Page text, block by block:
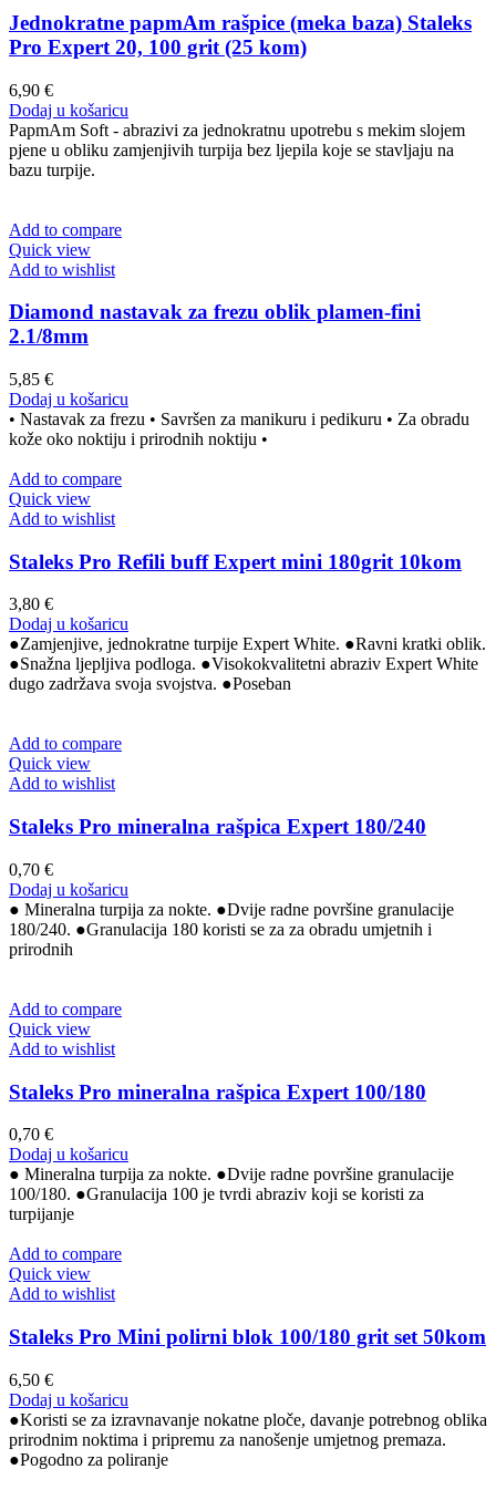
Jednokratne papmAm rašpice (meka baza) Staleks
Pro Expert 20, 100 grit (25 kom)
6,90 €
Dodaj u košaricu
PapmAm Soft - abrazivi za jednokratnu upotrebu s mekim slojem
pjene u obliku zamjenjivih turpija bez ljepila koje se stavljaju na
bazu turpije.
Add to compare
Quick view
Add to wishlist
Diamond nastavak za frezu oblik plamen-fini
2.1/8mm
5,85 €
Dodaj u košaricu
• Nastavak za frezu • Savršen za manikuru i pedikuru • Za obradu
kože oko noktiju i prirodnih noktiju •
Add to compare
Quick view
Add to wishlist
Staleks Pro Refili buff Expert mini 180grit 10kom
3,80 €
Dodaj u košaricu
●Zamjenjive, jednokratne turpije Expert White. ●Ravni kratki oblik.
●Snažna ljepljiva podloga. ●Visokokvalitetni abraziv Expert White
dugo zadržava svoja svojstva. ●Poseban
Add to compare
Quick view
Add to wishlist
Staleks Pro mineralna rašpica Expert 180/240
0,70 €
Dodaj u košaricu
● Mineralna turpija za nokte. ●Dvije radne površine granulacije
180/240. ●Granulacija 180 koristi se za za obradu umjetnih i
prirodnih
Add to compare
Quick view
Add to wishlist
Staleks Pro mineralna rašpica Expert 100/180
0,70 €
Dodaj u košaricu
● Mineralna turpija za nokte. ●Dvije radne površine granulacije
100/180. ●Granulacija 100 je tvrdi abraziv koji se koristi za
turpijanje
Add to compare
Quick view
Add to wishlist
Staleks Pro Mini polirni blok 100/180 grit set 50kom
6,50 €
Dodaj u košaricu
●Koristi se za izravnavanje nokatne ploče, davanje potrebnog oblika
prirodnim noktima i pripremu za nanošenje umjetnog premaza.
●Pogodno za poliranje